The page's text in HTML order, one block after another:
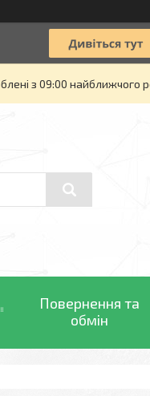
з 09:00 найближчого
Повернення та
обмін